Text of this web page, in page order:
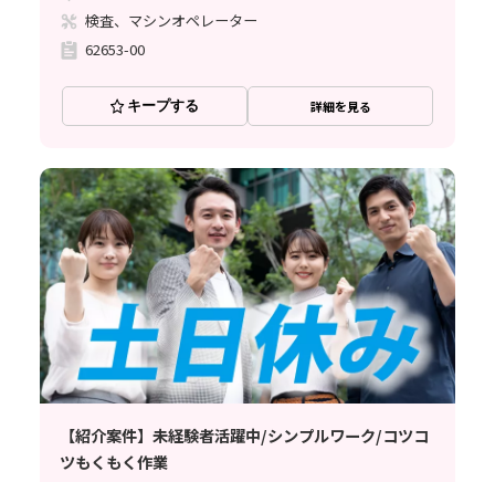
検査、マシンオペレーター
62653-00
キープする 詳細を見る
【紹介案件】未経験者活躍中/シンプルワーク/コツコ
ツもくもく作業